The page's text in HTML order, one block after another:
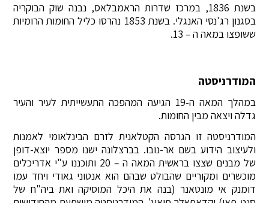
בשנת 1836, במרכז שדרות הראמבלאס, נבנה שוק הבוקריה
בסגנון רג'נסי האנגלי. בשנת 1853 נהרסו כליל החומות הרומיות
ששופצו במאה ה – 13.
המודרניסטה
במהלך המאה ה-19 הגיעה המהפכה התעשייתית לעיר והעיר
גדלה ויצאה מבין החומות.
המודרניסטה זו הגרסה הקטלאנית לזרם הבינלאומי לאמנות
ולעיצוב הידוע בשם אר-נובו. בברצלונה ישנו מספר יוצא-דופן
של מבנים שצצו בראשית המאה ה – 20 ותוכננו ע"י אדריכלים
מוכשרים ומקוריים שהבולט שבהם הוא אנטוני גאודי ויחד עמו
דומנק אי מונטאנר (בנה את היכל המוסיקה ואת ביה"ח של